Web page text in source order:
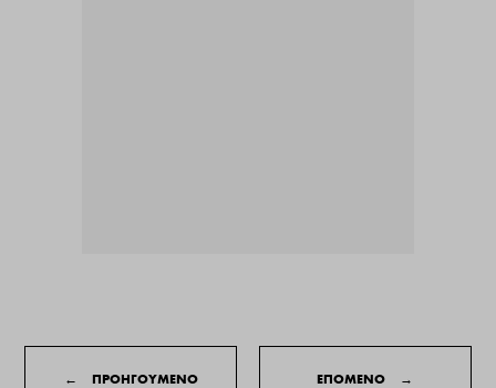
← ΠΡΟΗΓΟΥΜΕΝΟ ΕΠΟΜΕΝΟ →